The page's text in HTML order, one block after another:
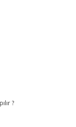
?